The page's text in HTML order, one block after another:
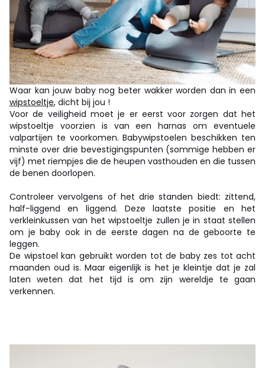
Waar kan jouw baby nog beter wakker worden dan in een
wipstoeltje, dicht bij jou !
Voor de veiligheid moet je er eerst voor zorgen dat het
wipstoeltje voorzien is van een harnas om eventuele
valpartijen te voorkomen. Babywipstoelen beschikken ten
minste over drie bevestigingspunten (sommige hebben er
vijf) met riempjes die de heupen vasthouden en die tussen
de benen doorlopen.
Controleer vervolgens of het drie standen biedt: zittend,
half-liggend en liggend. Deze laatste positie en het
verkleinkussen van het wipstoeltje zullen je in staat stellen
om je baby ook in de eerste dagen na de geboorte te
leggen.
De wipstoel kan gebruikt worden tot de baby zes tot acht
maanden oud is. Maar eigenlijk is het je kleintje dat je zal
laten weten dat het tijd is om zijn wereldje te gaan
verkennen.